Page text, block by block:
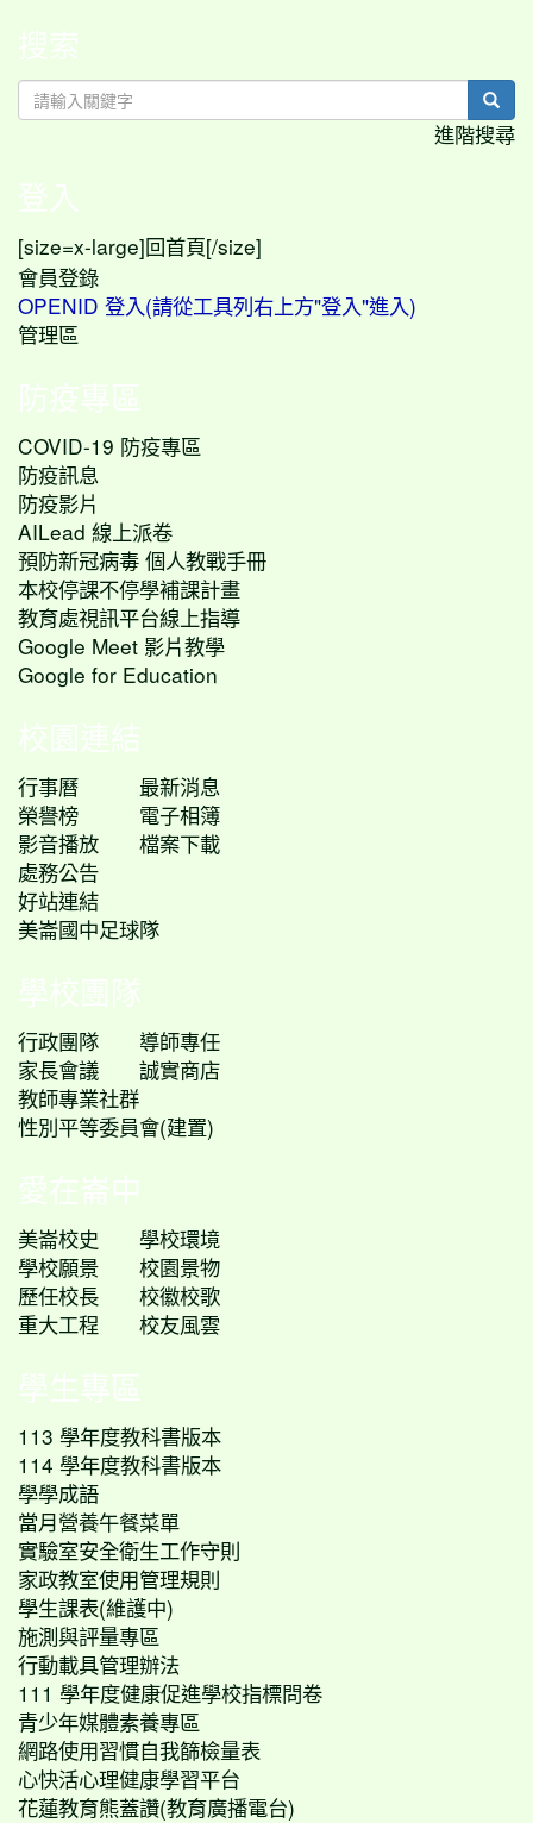
搜索
進階搜尋
登入
[size=x-large] 回首頁[/size]
會員登錄
OPENID 登入(請從工具列右上方"登入"進入)
管理區
防疫專區
COVID-19 防疫專區
防疫訊息
防疫影片
AILead 線上派卷
預防新冠病毒 個人教戰手冊
本校停課不停學補課計畫
教育處視訊平台線上指導
Google Meet 影片教學
Google for Education
校園連結
行事曆
最新消息
榮譽榜
電子相簿
影音播放
檔案下載
處務公告
好站連結
美崙國中足球隊
學校團隊
行政團隊
導師專任
家長會議
誠實商店
教師專業社群
性別平等委員會(建置)
愛在崙中
美崙校史
學校環境
學校願景
校園景物
歷任校長
校徽校歌
重大工程
校友風雲
學生專區
113 學年度教科書版本
114 學年度教科書版本
學學成語
當月營養午餐菜單
實驗室安全衛生工作守則
家政教室使用管理規則
學生課表(維護中)
施測與評量專區
行動載具管理辦法
111 學年度健康促進學校指標問卷
青少年媒體素養專區
網路使用習慣自我篩檢量表
心快活心理健康學習平台
花蓮教育熊蓋讚(教育廣播電台)